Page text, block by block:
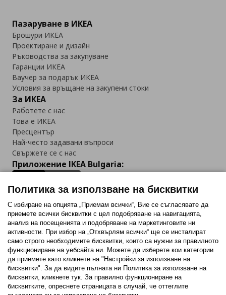
Пазаруване в ИКЕА
Брошури ИКЕА
Проектиране и дизайн
Ръководства за закупуване
Гаранции ИКЕА
Ваучер за подарък ИКЕА
Условия за връщане на закупени стоки
За ИКЕА
Работете с нас
Това е ИКЕА
Пресцентър
Най-често задавани въпроси
Свържете се с нас
Приложение IKEA Bulgaria:
Последвайте ни:
FacebookTwitterYoutubePinterestInstagram
Политика за използване на бисквитки
С избиране на опцията „Приемам всички“, Вие се съгласявате да
приемете всички бисквитки с цел подобряване на навигацията,
анализ на посещенията и подобряване на маркетинговите ни
активности. При избор на „Отхвърлям всички“ ще се инсталират
само строго необходимитe бисквитки, които са нужни за правилното
функциониране на уебсайта ни. Можете да изберете кои категории
да приемете като кликнете на "Настройки за използване на
бисквитки". За да видите пълната ни Политика за използване на
бисквитки, кликнете тук. За правилно функциониране на
бисквитките, опреснете страницата в случай, че оттеглите